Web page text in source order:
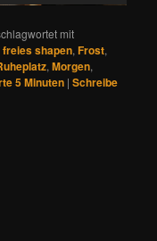
mit
freies shapen,Frost,
,Morgen,
5 Minuten |Schreibe